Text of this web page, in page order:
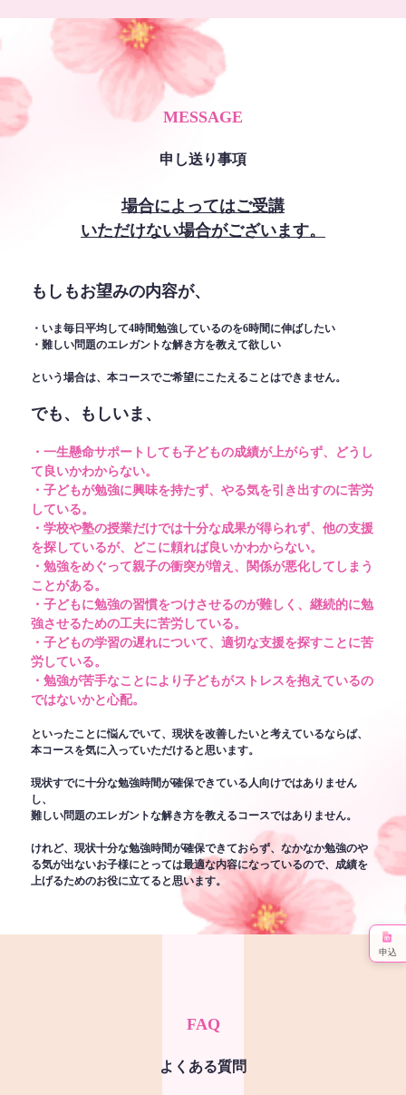
MESSAGE
申し送り事項
場合によってはご受講
いただけない場合がございます。
もしもお望みの内容が、
・いま毎日平均して4時間勉強しているのを6時間に伸ばしたい
・難しい問題のエレガントな解き方を教えて欲しい
という場合は、本コースでご希望にこたえることはできません。
でも、もしいま、
・一生懸命サポートしても子どもの成績が上がらず、どうし
て良いかわからない。
・子どもが勉強に興味を持たず、やる気を引き出すのに苦労
している。
・学校や塾の授業だけでは十分な成果が得られず、他の支援
を探しているが、どこに頼れば良いかわからない。
・勉強をめぐって親子の衝突が増え、関係が悪化してしまう
ことがある。
・子どもに勉強の習慣をつけさせるのが難しく、継続的に勉
強させるための工夫に苦労している。
・子どもの学習の遅れについて、適切な支援を探すことに苦
労している。
・勉強が苦手なことにより子どもがストレスを抱えているの
ではないかと心配。
といったことに悩んでいて、現状を改善したいと考えているならば、
本コースを気に入っていただけると思います。
現状すでに十分な勉強時間が確保できている人向けではありません
し、
難しい問題のエレガントな解き方を教えるコースではありません。
けれど、現状十分な勉強時間が確保できておらず、なかなか勉強のや
る気が出ないお子様にとっては最適な内容になっているので、成績を
上げるためのお役に立てると思います。
FAQ
よくある質問
申込